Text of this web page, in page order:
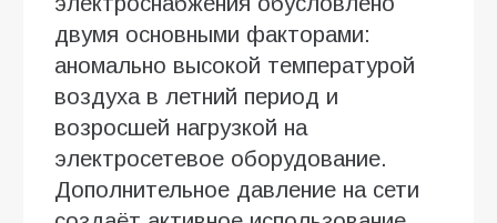
двумя основными факторами:
аномально высокой температурой
воздуха в летний период и
возросшей нагрузкой на
электросетевое оборудование.
Дополнительное давление на сети